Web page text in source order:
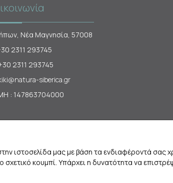
Νέα Μαγνησία, 57008
2311 293745
2311 293745
siberica.gr
: 147863704000
ιστοσελίδα μας με βάση τα ενδιαφέροντά σας
κουμπί. Υπάρχει η δυνατότητα να